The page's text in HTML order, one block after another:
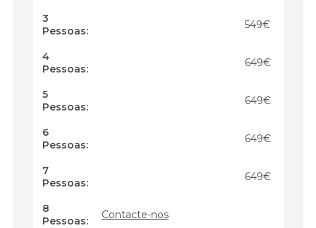
3
Pessoas:
549€
4
Pessoas:
649€
5
Pessoas:
649€
6
Pessoas:
649€
7
Pessoas:
649€
8
Pessoas:
Contacte-nos